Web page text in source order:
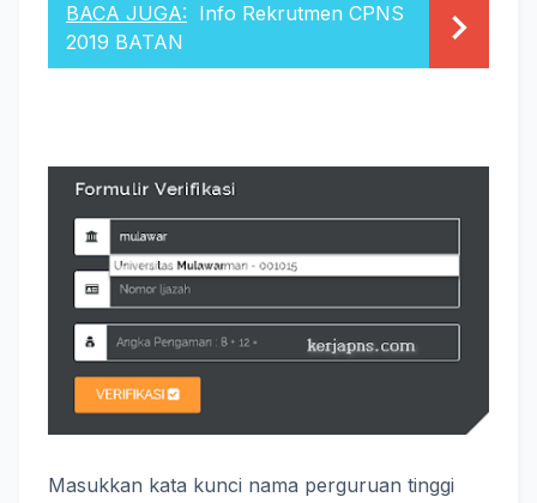
BACA JUGA: Info Rekrutmen CPNS
2019 BATAN
Masukkan kata kunci nama perguruan tinggi